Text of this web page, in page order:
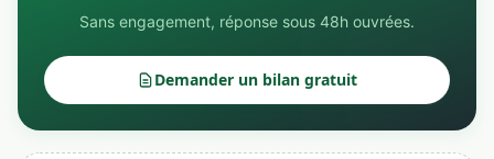
Sans engagement, réponse sous 48h ouvrées.
Demander un bilan gratuit